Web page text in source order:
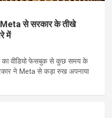
Meta से सरकार के तीखे
में
का वीडियो फेसबुक से कुछ समय के
ने Meta से कड़ा रुख अपनाया